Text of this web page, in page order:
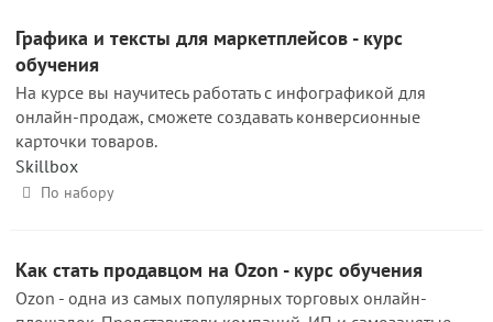
Графика и тексты для маркетплейсов - курс
обучения
На курсе вы научитесь работать с инфографикой для
онлайн-продаж, сможете создавать конверсионные
карточки товаров.
Skillbox
По набору
Как стать продавцом на Ozon - курс обучения
Ozon - одна из самых популярных торговых онлайн-